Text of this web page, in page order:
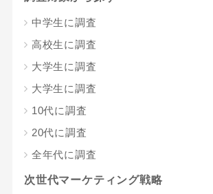
中学生に調査
高校生に調査
大学生に調査
大学生に調査
10代に調査
20代に調査
全年代に調査
次世代マーケティング戦略